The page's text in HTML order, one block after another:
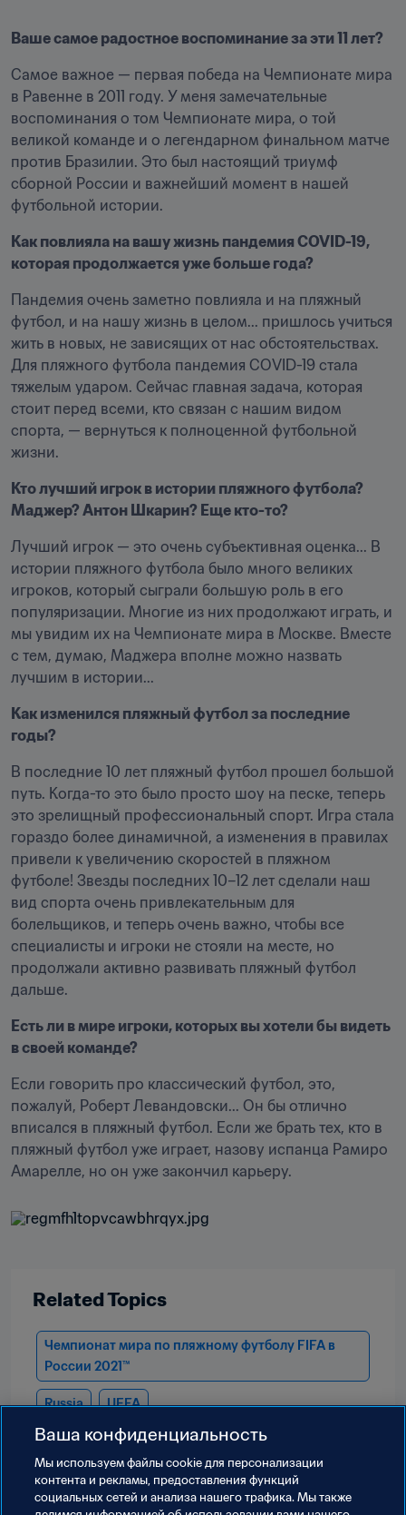
Ваше самое радостное воспоминание за эти 11 лет?
Самое важное — первая победа на Чемпионате мира
в Равенне в 2011 году. У меня замечательные
воспоминания о том Чемпионате мира, о той
великой команде и о легендарном финальном матче
против Бразилии. Это был настоящий триумф
сборной России и важнейший момент в нашей
футбольной истории.
Как повлияла на вашу жизнь пандемия COVID-19,
которая продолжается уже больше года?
Пандемия очень заметно повлияла и на пляжный
футбол, и на нашу жизнь в целом... пришлось учиться
жить в новых, не зависящих от нас обстоятельствах.
Для пляжного футбола пандемия COVID-19 стала
тяжелым ударом. Сейчас главная задача, которая
стоит перед всеми, кто связан с нашим видом
спорта, — вернуться к полноценной футбольной
жизни.
Кто лучший игрок в истории пляжного футбола?
Маджер? Антон Шкарин? Еще кто-то?
Лучший игрок — это очень субъективная оценка... В
истории пляжного футбола было много великих
игроков, который сыграли большую роль в его
популяризации. Многие из них продолжают играть, и
мы увидим их на Чемпионате мира в Москве. Вместе
с тем, думаю, Маджера вполне можно назвать
лучшим в истории...
Как изменился пляжный футбол за последние
годы?
В последние 10 лет пляжный футбол прошел большой
путь. Когда-то это было просто шоу на песке, теперь
это зрелищный профессиональный спорт. Игра стала
гораздо более динамичной, а изменения в правилах
привели к увеличению скоростей в пляжном
футболе! Звезды последних 10–12 лет сделали наш
вид спорта очень привлекательным для
болельщиков, и теперь очень важно, чтобы все
специалисты и игроки не стояли на месте, но
продолжали активно развивать пляжный футбол
дальше.
Есть ли в мире игроки, которых вы хотели бы видеть
в своей команде?
Если говорить про классический футбол, это,
пожалуй, Роберт Левандовски... Он бы отлично
вписался в пляжный футбол. Если же брать тех, кто в
пляжный футбол уже играет, назову испанца Рамиро
Амарелле, но он уже закончил карьеру.
Related Topics
Чемпионат мира по пляжному футболу FIFA в
России 2021™
Russia UEFA
Ваша конфиденциальность
Мы используем файлы сookie для персонализации
контента и рекламы, предоставления функций
социальных сетей и анализа нашего трафика. Мы также